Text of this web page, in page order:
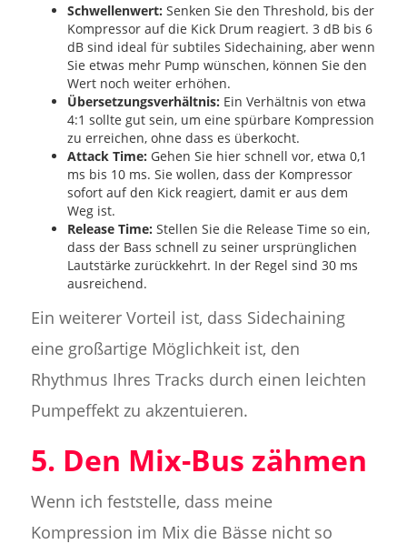
Schwellenwert: Senken Sie den Threshold, bis der
Kompressor auf die Kick Drum reagiert. 3 dB bis 6
dB sind ideal für subtiles Sidechaining, aber wenn
Sie etwas mehr Pump wünschen, können Sie den
Wert noch weiter erhöhen.
Übersetzungsverhältnis: Ein Verhältnis von etwa
4:1 sollte gut sein, um eine spürbare Kompression
zu erreichen, ohne dass es überkocht.
Attack Time: Gehen Sie hier schnell vor, etwa 0,1
ms bis 10 ms. Sie wollen, dass der Kompressor
sofort auf den Kick reagiert, damit er aus dem
Weg ist.
Release Time: Stellen Sie die Release Time so ein,
dass der Bass schnell zu seiner ursprünglichen
Lautstärke zurückkehrt. In der Regel sind 30 ms
ausreichend.
Ein weiterer Vorteil ist, dass Sidechaining
eine großartige Möglichkeit ist, den
Rhythmus Ihres Tracks durch einen leichten
Pumpeffekt zu akzentuieren.
5. Den Mix-Bus zähmen
Wenn ich feststelle, dass meine
Kompression im Mix die Bässe nicht so